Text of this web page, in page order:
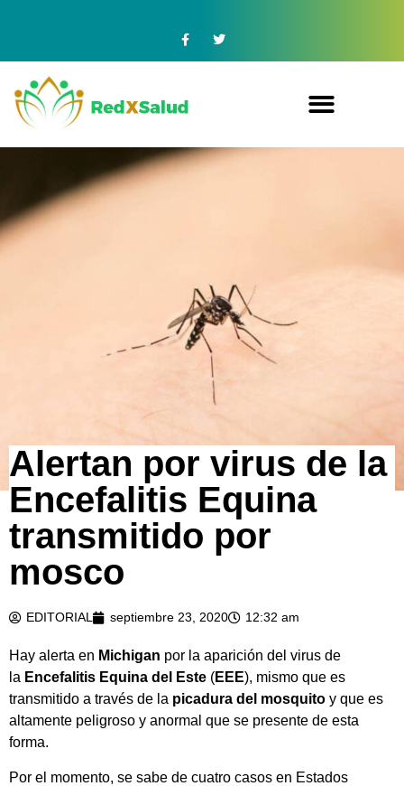
Alertan por virus de la
Encefalitis Equina
transmitido por
mosco
EDITORIAL septiembre 23, 2020 12:32 am
Hay alerta en Michigan por la aparición del virus de
la Encefalitis Equina del Este (EEE), mismo que es
transmitido a través de la picadura del mosquito y que es
altamente peligroso y anormal que se presente de esta
forma.
Por el momento, se sabe de cuatro casos en Estados